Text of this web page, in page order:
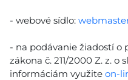
- webové sídlo:
- na podávanie žiadostí
zákona č. 211/2000 Z. z.
informáciám využite on-